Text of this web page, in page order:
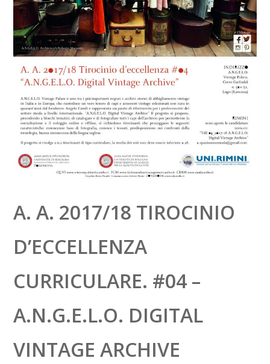
A. A. 2017/18 TIROCINIO
D’ECCELLENZA
CURRICULARE. #04 –
A.N.G.E.L.O. DIGITAL
VINTAGE ARCHIVE